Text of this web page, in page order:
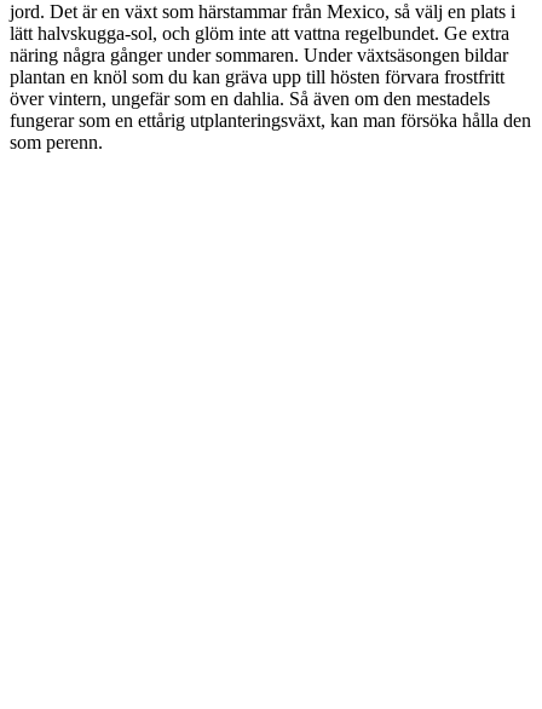
jord. Det är en växt som härstammar från Mexico, så välj en plats i
lätt halvskugga-sol, och glöm inte att vattna regelbundet. Ge extra
näring några gånger under sommaren. Under växtsäsongen bildar
plantan en knöl som du kan gräva upp till hösten förvara frostfritt
över vintern, ungefär som en dahlia. Så även om den mestadels
fungerar som en ettårig utplanteringsväxt, kan man försöka hålla den
som perenn.